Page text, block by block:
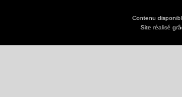
Contenu
Site réalisé